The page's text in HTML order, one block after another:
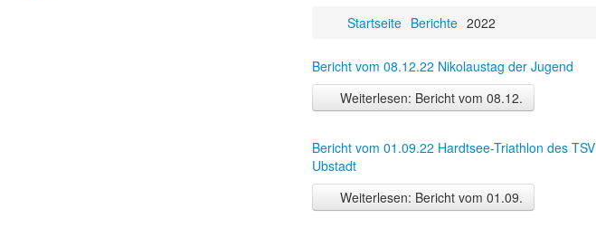
Startseite Berichte 2022
Bericht vom 08.12.22 Nikolaustag der Jugend
Weiterlesen: Bericht vom 08.12.
Bericht vom 01.09.22 Hardtsee-Triathlon des TSV
Ubstadt
Weiterlesen: Bericht vom 01.09.